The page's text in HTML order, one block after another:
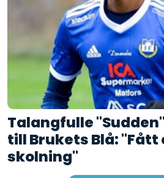
Talangfulle
till Brukets Blå: "Fått
skolning"